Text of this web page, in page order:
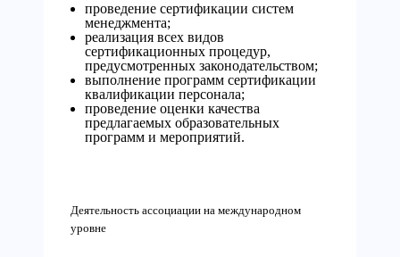
проведение сертификации систем
менеджмента;
реализация всех видов
сертификационных процедур,
предусмотренных законодательством;
выполнение программ сертификации
квалификации персонала;
проведение оценки качества
предлагаемых образовательных
программ и мероприятий.
Деятельность ассоциации на международном
уровне